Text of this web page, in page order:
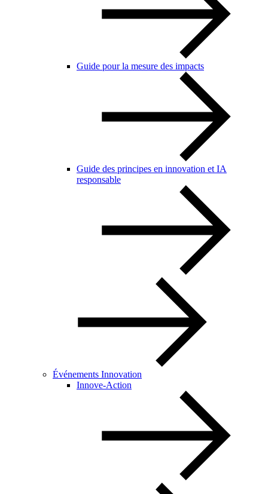
Guide pour la mesure des impacts
Guide des principes en innovation et IA
responsable
Événements Innovation
Innove-Action